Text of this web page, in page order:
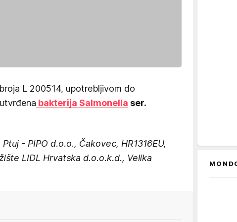
L 200514, upotrebljivom do
bakterija Salmonella ser.
- PIPO d.o.o., Čakovec, HR1316EU,
LIDL Hrvatska d.o.o.k.d., Velika